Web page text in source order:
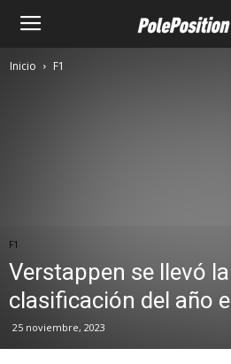
Inicio F1
F1
Verstappen se llevó
clasificación del año
25 noviembre, 2023